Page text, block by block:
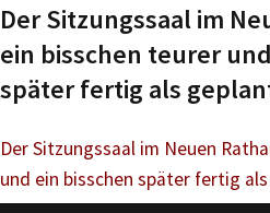
Der Sitzungssaal im
ein bisschen teurer
später fertig als
Der Sitzungssaal im Neuen
und ein bisschen später fertig